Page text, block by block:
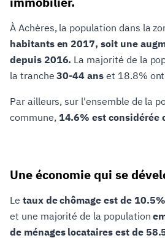
À Achères, la population dans la
habitants en 2017, soit une
depuis 2016. La majorité de la
la tranche30-44 ans et 18.8%
Par ailleurs, sur l'ensemble de la
commune, 14.6% est considérée
Une économie qui se
Le taux de chômage est de 10.5%
et une majorité de la population
de ménages locataires est de